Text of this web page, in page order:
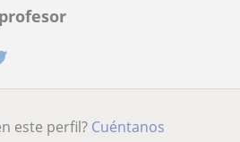
este perfil? Cuéntanos